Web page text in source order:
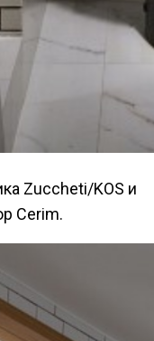
Zuccheti/KOS и
Cerim.